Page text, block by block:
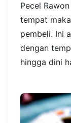
Pecel
tempat
pembeli. Ini
dengan
hingga dini